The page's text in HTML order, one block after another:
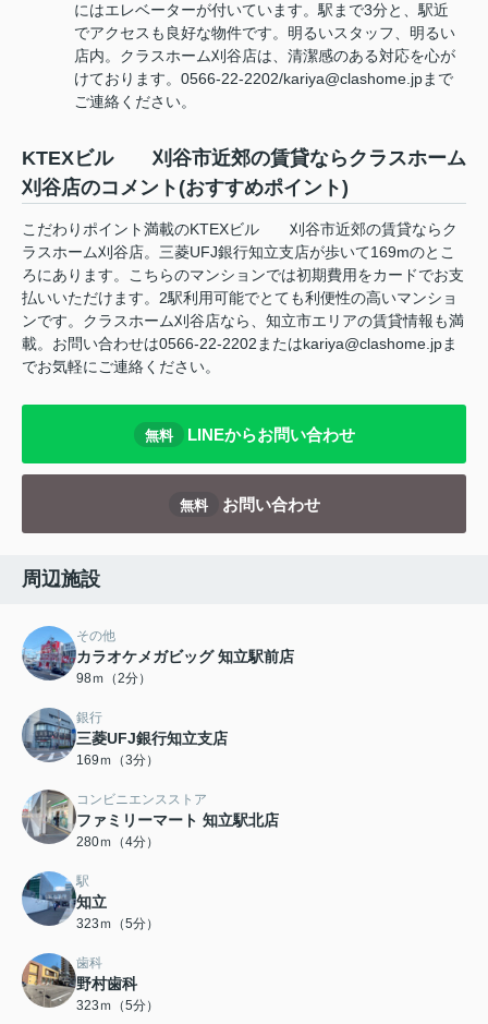
にはエレベーターが付いています。駅まで3分と、駅近
でアクセスも良好な物件です。明るいスタッフ、明るい
店内。クラスホーム刈谷店は、清潔感のある対応を心が
けております。0566-22-2202/kariya@clashome.jpまで
ご連絡ください。
KTEXビル 刈谷市近郊の賃貸ならクラスホーム
刈谷店のコメント(おすすめポイント)
こだわりポイント満載のKTEXビル 刈谷市近郊の賃貸ならク
ラスホーム刈谷店。三菱UFJ銀行知立支店が歩いて169mのとこ
ろにあります。こちらのマンションでは初期費用をカードでお支
払いいただけます。2駅利用可能でとても利便性の高いマンショ
ンです。クラスホーム刈谷店なら、知立市エリアの賃貸情報も満
載。お問い合わせは0566-22-2202またはkariya@clashome.jpま
でお気軽にご連絡ください。
無料 LINEからお問い合わせ
無料 お問い合わせ
周辺施設
その他
カラオケメガビッグ 知立駅前店
98ｍ（2分）
銀行
三菱UFJ銀行知立支店
169ｍ（3分）
コンビニエンスストア
ファミリーマート 知立駅北店
280ｍ（4分）
駅
知立
323ｍ（5分）
歯科
野村歯科
323ｍ（5分）